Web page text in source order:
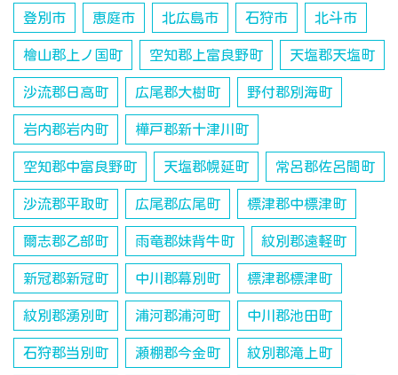
登別市 恵庭市 北広島市 石狩市 北斗市
檜山郡上ノ国町 空知郡上富良野町 天塩郡天塩町
沙流郡日高町 広尾郡大樹町 野付郡別海町
岩内郡岩内町 樺戸郡新十津川町
空知郡中富良野町 天塩郡幌延町 常呂郡佐呂間町
沙流郡平取町 広尾郡広尾町 標津郡中標津町
爾志郡乙部町 雨竜郡妹背牛町 紋別郡遠軽町
新冠郡新冠町 中川郡幕別町 標津郡標津町
紋別郡湧別町 浦河郡浦河町 中川郡池田町
石狩郡当別町 瀬棚郡今金町 紋別郡滝上町